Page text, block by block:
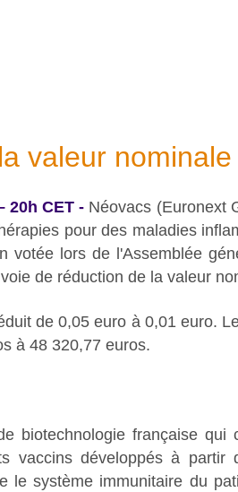
valeur nominale
20h CET - Néovacs (Euronext
pour des maladies
votée lors de l'Assemblée
de réduction de la valeur
de 0,05 euro à 0,01 euro.
à 48 320,77 euros.
biotechnologie française
vaccins développés à
le système immunitaire du